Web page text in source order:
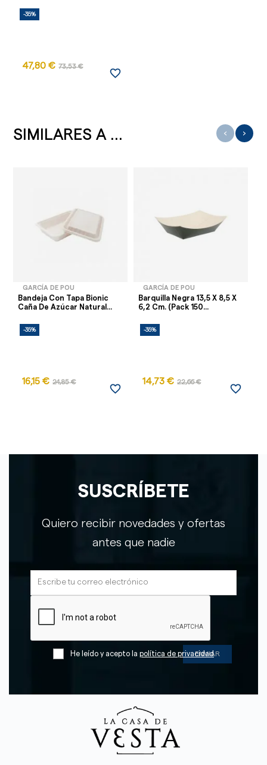
-35%
47,80 € 73,53 €
favorite_border
SIMILARES A ...
GARCÍA DE POU
Bandeja Con Tapa Bionic
Caña De Azúcar Natural...
-35%
16,15 € 24,85 €
favorite_border
GARCÍA DE POU
Barquilla Negra 13,5 X 8,5 X
6,2 Cm. (Pack 150...
-35%
14,73 € 22,66 €
favorite_border
‹ ›
SUSCRÍBETE
Quiero recibir novedades y ofertas
antes que nadie
He leído y acepto la política de privacidad